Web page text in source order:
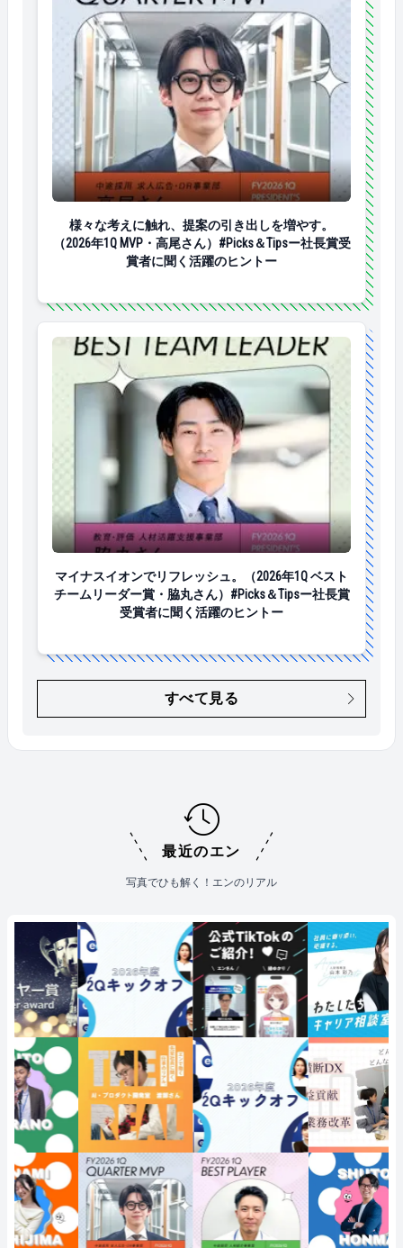
様々な考えに触れ、提案の引き出しを増やす。（
様々な考えに触れ、提案の引き出しを増やす。
（2026年1Q MVP・高尾さん）#Picks＆Tipsー社長賞受
賞者に聞く活躍のヒントー
マイナスイオンでリフレッシュ。（2026年1Q ベス
マイナスイオンでリフレッシュ。（2026年1Q ベスト
チームリーダー賞・脇丸さん）#Picks＆Tipsー社長賞
受賞者に聞く活躍のヒントー
すべて見る
最近のエン
写真でひも解く！エンのリアル